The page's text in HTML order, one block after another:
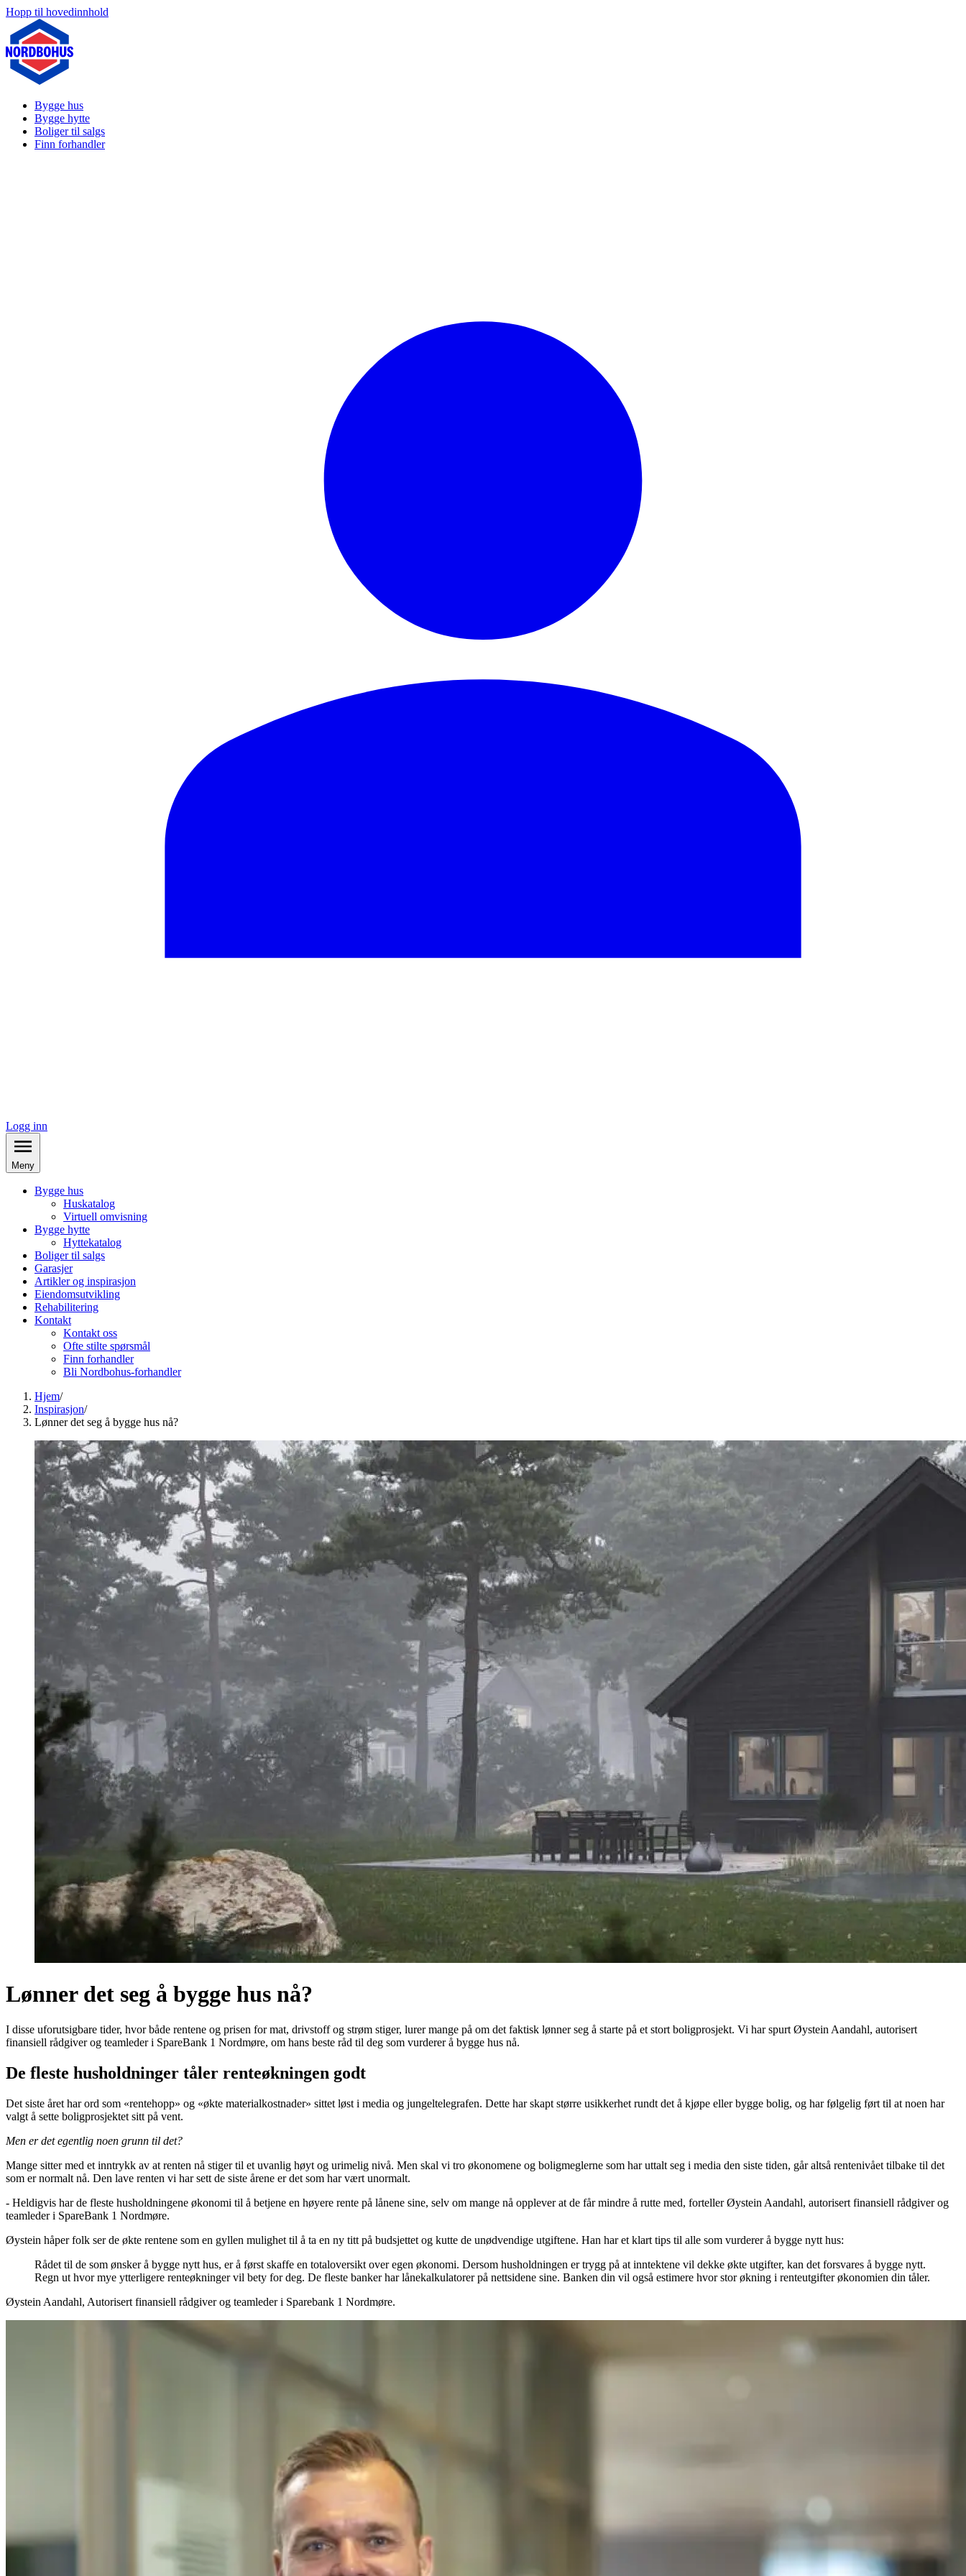
Hopp til hovedinnhold
Bygge hus
Bygge hytte
Boliger til salgs
Finn forhandler
Logg inn
Meny
Bygge hus
Huskatalog
Virtuell omvisning
Bygge hytte
Hyttekatalog
Boliger til salgs
Garasjer
Artikler og inspirasjon
Eiendomsutvikling
Rehabilitering
Kontakt
Kontakt oss
Ofte stilte spørsmål
Finn forhandler
Bli Nordbohus-forhandler
Hjem/
Inspirasjon/
Lønner det seg å bygge hus nå?
Lønner det seg å bygge hus nå?
I disse uforutsigbare tider, hvor både rentene og prisen for mat, drivstoff og strøm stiger, lurer mange på om det faktisk lønner seg å starte på et stort boligprosjekt. Vi har spurt Øystein Aandahl, autorisert
finansiell rådgiver og teamleder i SpareBank 1 Nordmøre, om hans beste råd til deg som vurderer å bygge hus nå.
De fleste husholdninger tåler renteøkningen godt
Det siste året har ord som «rentehopp» og «økte materialkostnader» sittet løst i media og jungeltelegrafen. Dette har skapt større usikkerhet rundt det å kjøpe eller bygge bolig, og har følgelig ført til at noen har
valgt å sette boligprosjektet sitt på vent.
Men er det egentlig noen grunn til det?
Mange sitter med et inntrykk av at renten nå stiger til et uvanlig høyt og urimelig nivå. Men skal vi tro økonomene og boligmeglerne som har uttalt seg i media den siste tiden, går altså rentenivået tilbake til det
som er normalt nå. Den lave renten vi har sett de siste årene er det som har vært unormalt.
- Heldigvis har de fleste husholdningene økonomi til å betjene en høyere rente på lånene sine, selv om mange nå opplever at de får mindre å rutte med, forteller Øystein Aandahl, autorisert finansiell rådgiver og
teamleder i SpareBank 1 Nordmøre.
Øystein håper folk ser de økte rentene som en gyllen mulighet til å ta en ny titt på budsjettet og kutte de unødvendige utgiftene. Han har et klart tips til alle som vurderer å bygge nytt hus:
Rådet til de som ønsker å bygge nytt hus, er å først skaffe en totaloversikt over egen økonomi. Dersom husholdningen er trygg på at inntektene vil dekke økte utgifter, kan det forsvares å bygge nytt.
Regn ut hvor mye ytterligere renteøkninger vil bety for deg. De fleste banker har lånekalkulatorer på nettsidene sine. Banken din vil også estimere hvor stor økning i renteutgifter økonomien din tåler.
Øystein Aandahl, Autorisert finansiell rådgiver og teamleder i Sparebank 1 Nordmøre.